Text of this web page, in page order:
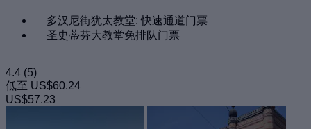
多汉尼街犹太教堂: 快速通道门票
圣史蒂芬大教堂免排队门票
4.4 (5)
低至 US$60.24
US$57.23